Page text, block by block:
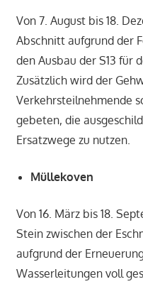
Von 7. August bis 18.
Abschnitt aufgrund der
den Ausbau der S13 für
Zusätzlich wird der
Verkehrsteilnehmende
gebeten, die
Ersatzwege zu nutzen.
Müllekoven
Von 16. März bis 18.
Stein zwischen der
aufgrund der
Wasserleitungen voll